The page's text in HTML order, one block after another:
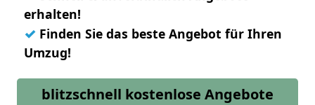
erhalten!
✓ Finden Sie das beste Angebot für Ihren
Umzug!
blitzschnell kostenlose Angebote